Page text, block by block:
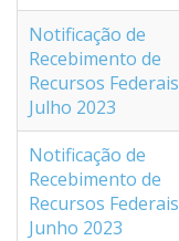
Notificação de
Recebimento de
Recursos Federais
Julho 2023
Notificação de
Recebimento de
Recursos Federais
Junho 2023